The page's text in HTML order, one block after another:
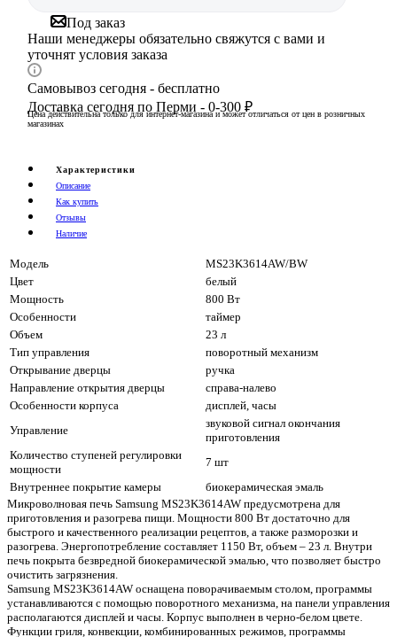
Под заказ
Наши менеджеры обязательно свяжутся с вами и
уточнят условия заказа
Самовывоз сегодня - бесплатно
Доставка сегодня по Перми - 0-300 ₽
Цена действительна только для интернет-магазина и может отличаться от цен в розничных
магазинах
Характеристики
Описание
Как купить
Отзывы
Наличие
Модель
MS23K3614AW/BW
Цвет
белый
Мощность
800 Вт
Особенности
таймер
Объем
23 л
Тип управления
поворотный механизм
Открывание дверцы
ручка
Направление открытия дверцы
справа-налево
Особенности корпуса
дисплей, часы
Управление
звуковой сигнал окончания
приготовления
Количество ступеней регулировки
мощности
7 шт
Внутреннее покрытие камеры
биокерамическая эмаль
Микроволновая печь Samsung MS23K3614AW предусмотрена для
приготовления и разогрева пищи. Мощности 800 Вт достаточно для
быстрого и качественного реализации рецептов, а также разморозки и
разогрева. Энергопотребление составляет 1150 Вт, объем – 23 л. Внутри
печь покрыта безвредной биокерамической эмалью, что позволяет быстро
очистить загрязнения.
Samsung MS23K3614AW оснащена поворачиваемым столом, программы
устанавливаются с помощью поворотного механизма, на панели управления
располагаются дисплей и часы. Корпус выполнен в черно-белом цвете.
Функции гриля, конвекции, комбинированных режимов, программы